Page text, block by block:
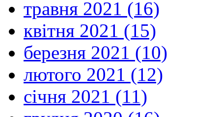
травня 2021 (16)
квітня 2021 (15)
березня 2021 (10)
лютого 2021 (12)
січня 2021 (11)